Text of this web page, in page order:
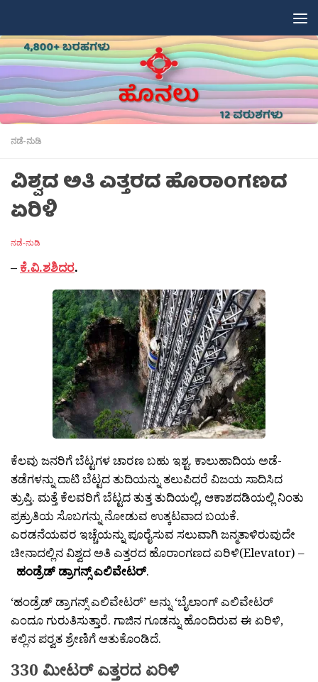
ನಡೆ-ನುಡಿ
ವಿಶ್ವದ ಅತಿ ಎತ್ತರದ ಹೊರಾಂಗಣದ
ಏರಿಳಿ
ನಡೆ-ನುಡಿ
– ಕೆ.ವಿ.ಶಶಿದರ.
ಕೆಲವು ಜನರಿಗೆ ಬೆಟ್ಟಗಳ ಚಾರಣ ಬಹು ಇಶ್ಟ. ಕಾಲುಹಾದಿಯ ಅಡೆ-
ತಡೆಗಳನ್ನು ದಾಟಿ ಬೆಟ್ಟದ ತುದಿಯನ್ನು ತಲುಪಿದರೆ ವಿಜಯ ಸಾದಿಸಿದ
ತ್ರುಪ್ತಿ. ಮತ್ತೆ ಕೆಲವರಿಗೆ ಬೆಟ್ಟದ ತುತ್ತ ತುದಿಯಲ್ಲಿ, ಆಕಾಶದಡಿಯಲ್ಲಿ ನಿಂತು
ಪ್ರಕ್ರುತಿಯ ಸೊಬಗನ್ನು ನೋಡುವ ಉತ್ಕಟವಾದ ಬಯಕೆ.
ಎರಡನೆಯವರ ಇಚ್ಚೆಯನ್ನು ಪೂರೈಸುವ ಸಲುವಾಗಿ ಜನ್ಮತಾಳಿರುವುದೇ
ಚೀನಾದಲ್ಲಿನ ವಿಶ್ವದ ಅತಿ ಎತ್ತರದ ಹೊರಾಂಗಣದ ಏರಿಳಿ(Elevator) –
ಹಂಡ್ರೆಡ್ ಡ್ರಾಗನ್ಸ್ ಎಲಿವೇಟರ್.
‘ಹಂಡ್ರೆಡ್ ಡ್ರಾಗನ್ಸ್ ಎಲಿವೇಟರ‍್’ ಅನ್ನು ‘ಬೈಲಾಂಗ್ ಎಲಿವೇಟರ್
ಎಂದೂ ಗುರುತಿಸುತ್ತಾರೆ. ಗಾಜಿನ ಗೂಡನ್ನು ಹೊಂದಿರುವ ಈ ಏರಿಳಿ,
ಕಲ್ಲಿನ ಪರ‍್ವತ ಶ್ರೇಣಿಗೆ ಆತುಕೊಂಡಿದೆ.
330 ಮೀಟರ್ ಎತ್ತರದ ಏರಿಳಿ